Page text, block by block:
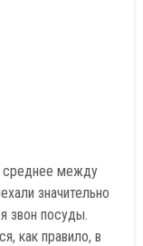
среднее между
значительно
звон посуды.
как правило, в